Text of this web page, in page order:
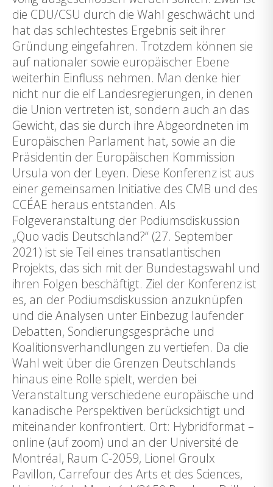
die CDU/CSU durch die Wahl geschwächt und
hat das schlechtestes Ergebnis seit ihrer
Gründung eingefahren. Trotzdem können sie
auf nationaler sowie europäischer Ebene
weiterhin Einfluss nehmen. Man denke hier
nicht nur die elf Landesregierungen, in denen
die Union vertreten ist, sondern auch an das
Gewicht, das sie durch ihre Abgeordneten im
Europäischen Parlament hat, sowie an die
Präsidentin der Europäischen Kommission
Ursula von der Leyen. Diese Konferenz ist aus
einer gemeinsamen Initiative des CMB und des
CCÉAE heraus entstanden. Als
Folgeveranstaltung der Podiumsdiskussion
„Quo vadis Deutschland?“ (27. September
2021) ist sie Teil eines transatlantischen
Projekts, das sich mit der Bundestagswahl und
ihren Folgen beschäftigt. Ziel der Konferenz ist
es, an der Podiumsdiskussion anzuknüpfen
und die Analysen unter Einbezug laufender
Debatten, Sondierungsgespräche und
Koalitionsverhandlungen zu vertiefen. Da die
Wahl weit über die Grenzen Deutschlands
hinaus eine Rolle spielt, werden bei
Veranstaltung verschiedene europäische und
kanadische Perspektiven berücksichtigt und
miteinander konfrontiert. Ort: Hybridformat –
online (auf zoom) und an der Université de
Montréal, Raum C-2059, Lionel Groulx
Pavillon, Carrefour des Arts et des Sciences,